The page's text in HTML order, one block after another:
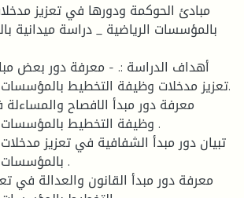
مبادئ الحوكمة ودورها في تعزيز
بالمؤسسات الرياضية _ دراسة ميدانية
تعزيز مدخلات وظيفة التخطيط بالمؤسسات
وظيفة التخطيط بالمؤسسات
بالمؤسسات
معرفة دور مبدأ القانون والعدالة في